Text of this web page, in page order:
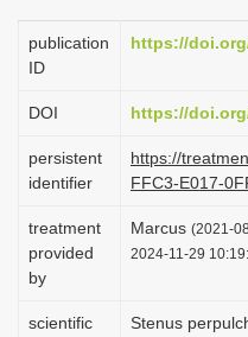
publication
ID
https://
DOI https://
persistent
identifier
https://
FFC3-E017-
treatment
provided
by
Marcus (2021-
2024-11-29
scientific
Stenus